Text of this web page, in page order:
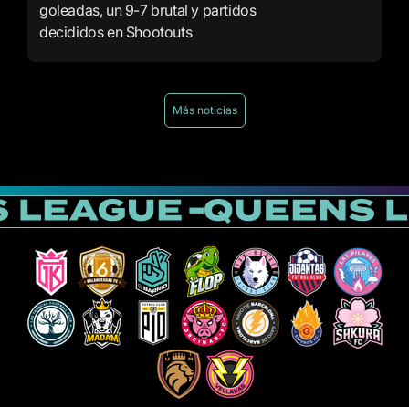
goleadas, un 9-7 brutal y partidos
decididos en Shootouts
Más noticias